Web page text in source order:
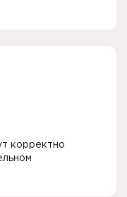
корректно